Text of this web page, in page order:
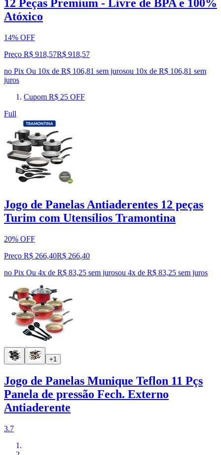
12 Peças Premium - Livre de BPA e 100%
Atóxico
14% OFF
Preço R$ 918,57R$ 918,57
no Pix Ou 10x de R$ 106,81 sem jurosou 10x de R$ 106,81 sem
juros
Cupom R$ 25 OFF
Full
Jogo de Panelas Antiaderentes 12 peças
Turim com Utensílios Tramontina
20% OFF
Preço R$ 266,40R$ 266,40
no Pix Ou 4x de R$ 83,25 sem jurosou 4x de R$ 83,25 sem juros
+1
Jogo de Panelas Munique Teflon 11 Pçs
Panela de pressão Fech. Externo
Antiaderente
3.7